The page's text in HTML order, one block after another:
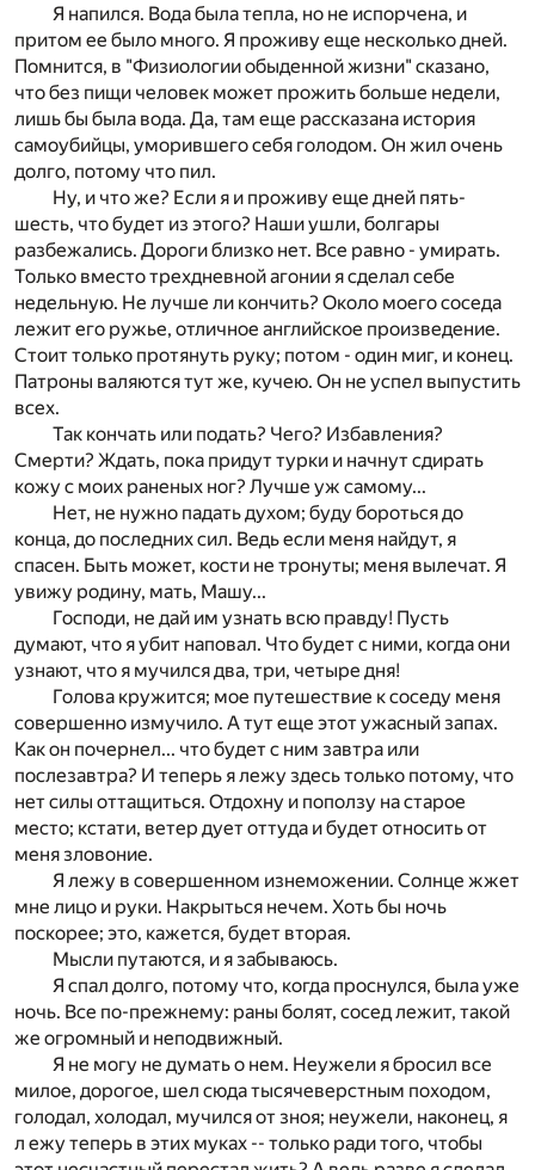
Я напился. Вода была тепла, но не испорчена, и
притом ее было много. Я проживу еще несколько дней.
Помнится, в "Физиологии обыденной жизни" сказано,
что без пищи человек может прожить больше недели,
лишь бы была вода. Да, там еще рассказана история
самоубийцы, уморившего себя голодом. Он жил очень
долго, потому что пил.
Ну, и что же? Если я и проживу еще дней пять-
шесть, что будет из этого? Наши ушли, болгары
разбежались. Дороги близко нет. Все равно - умирать.
Только вместо трехдневной агонии я сделал себе
недельную. Не лучше ли кончить? Около моего соседа
лежит его ружье, отличное английское произведение.
Стоит только протянуть руку; потом - один миг, и конец.
Патроны валяются тут же, кучею. Он не успел выпустить
всех.
Так кончать или подать? Чего? Избавления?
Смерти? Ждать, пока придут турки и начнут сдирать
кожу с моих раненых ног? Лучше уж самому...
Нет, не нужно падать духом; буду бороться до
конца, до последних сил. Ведь если меня найдут, я
спасен. Быть может, кости не тронуты; меня вылечат. Я
увижу родину, мать, Машу...
Господи, не дай им узнать всю правду! Пусть
думают, что я убит наповал. Что будет с ними, когда они
узнают, что я мучился два, три, четыре дня!
Голова кружится; мое путешествие к соседу меня
совершенно измучило. А тут еще этот ужасный запах.
Как он почернел... что будет с ним завтра или
послезавтра? И теперь я лежу здесь только потому, что
нет силы оттащиться. Отдохну и поползу на старое
место; кстати, ветер дует оттуда и будет относить от
меня зловоние.
Я лежу в совершенном изнеможении. Солнце жжет
мне лицо и руки. Накрыться нечем. Хоть бы ночь
поскорее; это, кажется, будет вторая.
Мысли путаются, и я забываюсь.
Я спал долго, потому что, когда проснулся, была уже
ночь. Все по-прежнему: раны болят, сосед лежит, такой
же огромный и неподвижный.
Я не могу не думать о нем. Неужели я бросил все
милое, дорогое, шел сюда тысячеверстным походом,
голодал, холодал, мучился от зноя; неужели, наконец, я
л ежу теперь в этих муках -- только ради того, чтобы